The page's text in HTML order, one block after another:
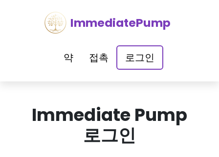
ImmediatePump
약 접촉 로그인
Immediate Pump
로그인